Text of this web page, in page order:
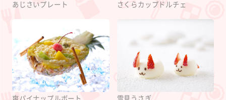
あじさいプレート さくらカップドルチェ